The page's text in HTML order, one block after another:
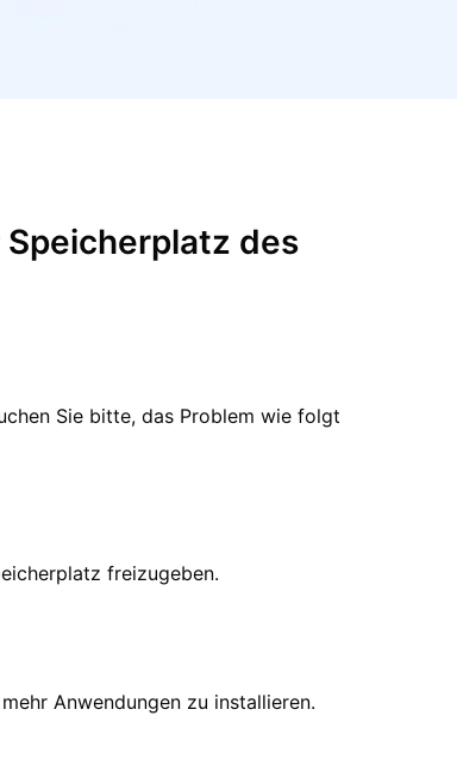
des
Sie bitte, das Problem wie folgt
freizugeben.
Anwendungen zu installieren.